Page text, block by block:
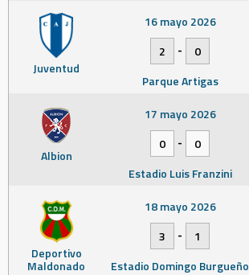
Juventud
16 mayo 2026
2
-
0
Parque Artigas
Albion
17 mayo 2026
0
-
0
Estadio Luis Franzini
Deportivo
Maldonado
18 mayo 2026
3
-
1
Estadio Domingo Burgueño